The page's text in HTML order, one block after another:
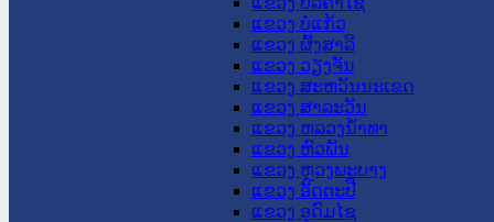
ແຂວງ ບໍ່ແກ້ວ
ແຂວງ ຜົ້ງສາລີ
ແຂວງ ວຽງຈັນ
ແຂວງ ສະຫວັນນະເຂດ
ແຂວງ ສາລະວັນ
ແຂວງ ຫລວງນໍ້າທາ
ແຂວງ ຫົວພັນ
ແຂວງ ຫຼວງພະບາງ
ແຂວງ ອັດຕະປື
ແຂວງ ອຸດົມໄຊ